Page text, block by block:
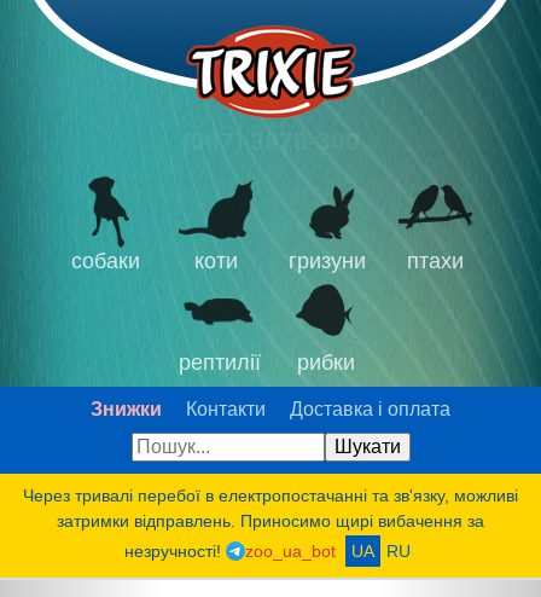
(067) 3878-300
собаки коти гризуни птахи
рептилії рибки
Знижки Контакти Доставка і оплата
Через тривалі перебої в електропостачанні та зв'язку, можливі
затримки відправлень. Приносимо щирі вибачення за
незручності!
zoo_ua_bot UA RU